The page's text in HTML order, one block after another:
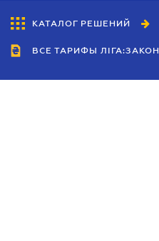
КАТАЛОГ РЕШЕНИЙ
ВСЕ ТАРИФЫ ЛІГА:ЗАКОН